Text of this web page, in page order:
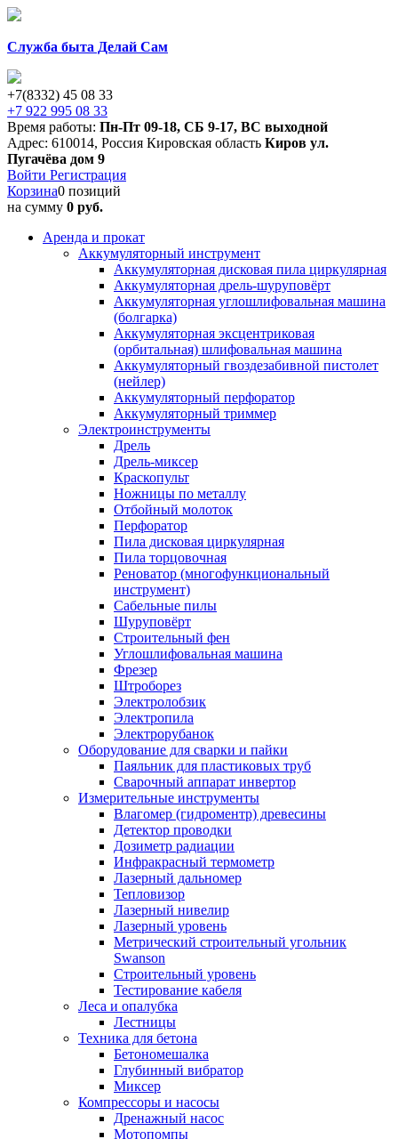
Служба быта Делай Сам
+7(8332) 45 08 33
+7 922 995 08 33
Время работы: Пн-Пт 09-18, СБ 9-17, ВС выходной
Адрес: 610014, Россия Кировская область Киров ул.
Пугачёва дом 9
Войти Регистрация
Корзина0 позиций
на сумму 0 руб.
Аренда и прокат
Аккумуляторный инструмент
Аккумуляторная дисковая пила циркулярная
Аккумуляторная дрель-шуруповёрт
Аккумуляторная углошлифовальная машина
(болгарка)
Аккумуляторная эксцентриковая
(орбитальная) шлифовальная машина
Аккумуляторный гвоздезабивной пистолет
(нейлер)
Аккумуляторный перфоратор
Аккумуляторный триммер
Электроинструменты
Дрель
Дрель-миксер
Краскопульт
Ножницы по металлу
Отбойный молоток
Перфоратор
Пила дисковая циркулярная
Пила торцовочная
Реноватор (многофункциональный
инструмент)
Сабельные пилы
Шуруповёрт
Строительный фен
Углошлифовальная машина
Фрезер
Штроборез
Электролобзик
Электропила
Электрорубанок
Оборудование для сварки и пайки
Паяльник для пластиковых труб
Сварочный аппарат инвертор
Измерительные инструменты
Влагомер (гидроментр) древесины
Детектор проводки
Дозиметр радиации
Инфракрасный термометр
Лазерный дальномер
Тепловизор
Лазерный нивелир
Лазерный уровень
Метрический строительный угольник
Swanson
Строительный уровень
Тестирование кабеля
Леса и опалубка
Лестницы
Техника для бетона
Бетономешалка
Глубинный вибратор
Миксер
Компрессоры и насосы
Дренажный насос
Мотопомпы